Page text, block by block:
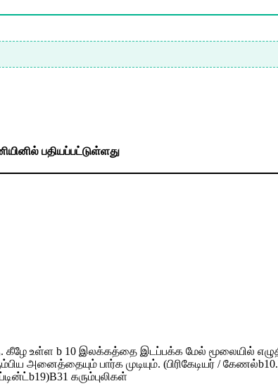
பதியப்பட்டுள்ளது
கீழே உள்ள b 10 இலக்கத்தை இடப்பக்க மேல் மூலையில்
அனைத்தையும் பார்க முடியும். (பிரிகேடியர் /
கரும்புலிகள்